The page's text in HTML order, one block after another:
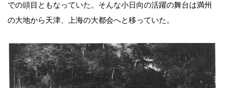
での頭目ともなっていた。そんな小日向の活躍の舞台は満州
の大地から天津、上海の大都会へと移っていた。